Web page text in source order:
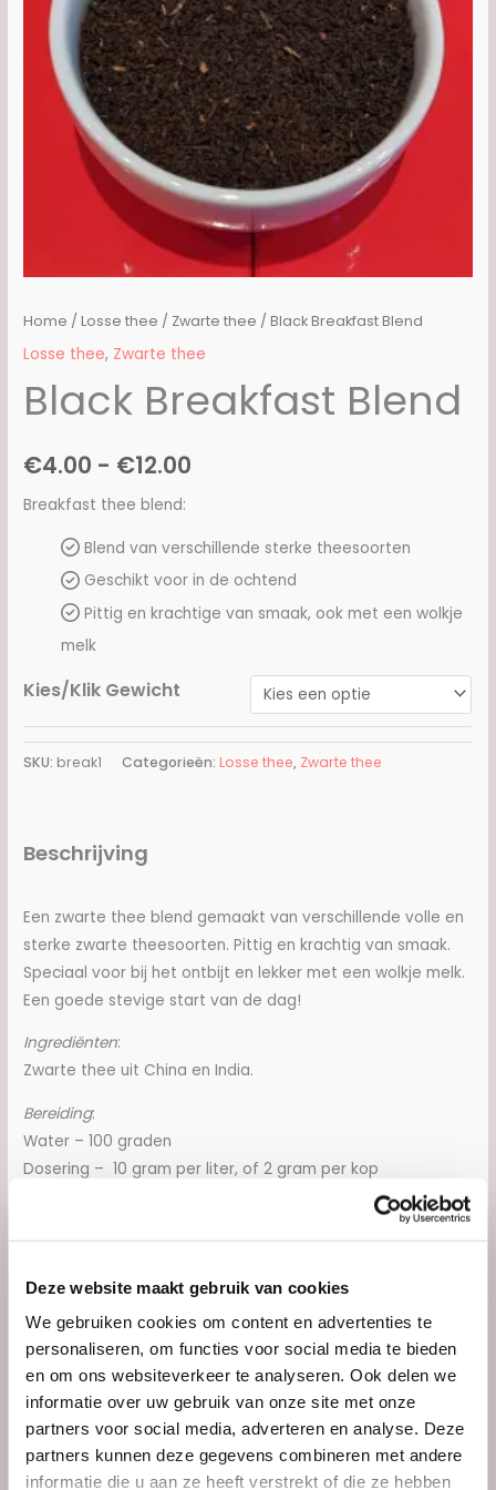
Deze website maakt gebruik van cookies
We gebruiken cookies om content en advertenties te
personaliseren, om functies voor social media te bieden
en om ons websiteverkeer te analyseren. Ook delen we
informatie over uw gebruik van onze site met onze
partners voor social media, adverteren en analyse. Deze
partners kunnen deze gegevens combineren met andere
informatie die u aan ze heeft verstrekt of die ze hebben
Home / Losse thee / Zwarte thee / Black Breakfast Blend
Losse thee, Zwarte thee
Black Breakfast Blend
€4.00 - €12.00
tot
€12.00
Breakfast thee blend:
Blend van verschillende sterke theesoorten
Geschikt voor in de ochtend
Pittig en krachtige van smaak, ook met een wolkje
melk
Kies/Klik Gewicht
SKU: break1 Categorieën: Losse thee, Zwarte thee
Beschrijving
Een zwarte thee blend gemaakt van verschillende volle en
sterke zwarte theesoorten. Pittig en krachtig van smaak.
Speciaal voor bij het ontbijt en lekker met een wolkje melk.
Een goede stevige start van de dag!
Ingrediënten:
Zwarte thee uit China en India.
Bereiding:
Water – 100 graden
Dosering – 10 gram per liter, of 2 gram per kop
Gewicht
0.1 kg
Afmetingen
N/B
Kies/Klik Gewicht
50 gram, 100 gram, 150 gram